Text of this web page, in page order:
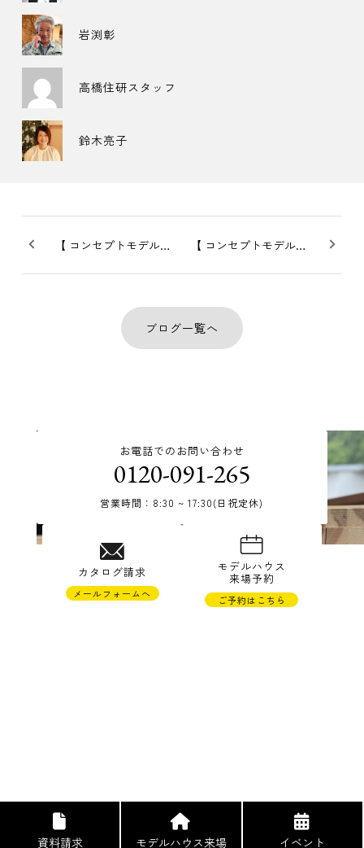
資料請求 モデルハウス来場 イベント
岩渕彰
高橋住研スタッフ
鈴木亮子
【 コンセプトモデル〜木のひらや〜_vol.5】いよいよグランドオープン！ 【 コンセプトモデル〜木のひらや〜_vol.3 】8/10（土）より販売見学会開始_プレオープン
ブログ一覧へ
お電話でのお問い合わせ
0120-091-265
営業時間：8:30 ~ 17:30(日祝定休)
カタログ請求
メールフォームへ
モデルハウス
来場予約
ご予約はこちら